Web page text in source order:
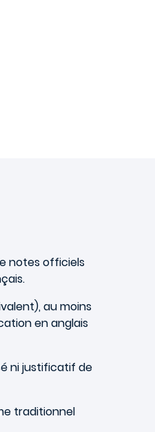
notes officiels
au moins
en anglais
ni justificatif de
traditionnel